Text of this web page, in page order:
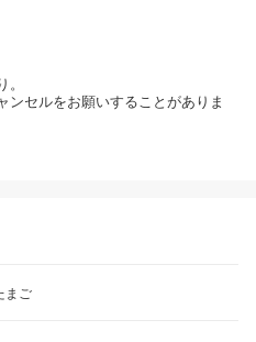
ンセルをお願いすることがありま
まご